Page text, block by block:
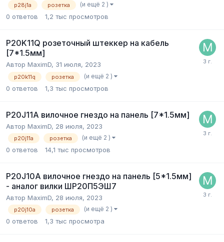
p28j1a розетка (и ещё 2 )
0 ответов 1,2 тыс просмотров
P20K11Q розеточный штеккер на кабель
[7*1.5мм]
Автор MaximD, 31 июля, 2023
p20k11q розетка (и ещё 2 )
0 ответов 1,3 тыс просмотров
P20J11A вилочное гнездо на панель [7*1.5мм]
Автор MaximD, 28 июля, 2023
p20j11a розетка (и ещё 2 )
0 ответов 14,1 тыс просмотров
P20J10A вилочное гнездо на панель [5*1.5мм]
- аналог вилки ШР20П5ЭШ7
Автор MaximD, 28 июля, 2023
p20j10a розетка (и ещё 2 )
0 ответов 1,3 тыс просмотра